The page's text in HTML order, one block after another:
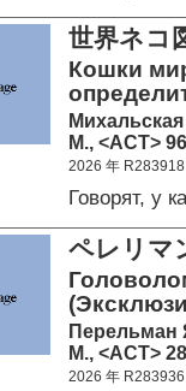
世界ネ
Кошки
М., <АСТ>
2026 年 R283918
Говорят, у
ペレリ
Перельман
М., <АСТ>
2026 年 R283936